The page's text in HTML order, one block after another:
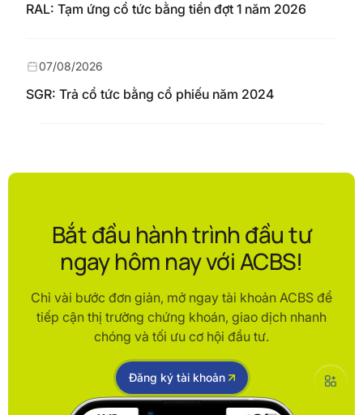
RAL: Tạm ứng cổ tức bằng tiền đợt 1 năm 2026
SGR: Trả cổ tức bằng cổ phiếu năm 2024
07/08/2026
Bắt đầu hành trình đầu tư
ngay hôm nay với ACBS!
Chỉ vài bước đơn giản, mở ngay tài khoản ACBS để
tiếp cận thị trường chứng khoán, giao dịch nhanh
chóng và tối ưu cơ hội đầu tư.
Đăng ký tài khoản